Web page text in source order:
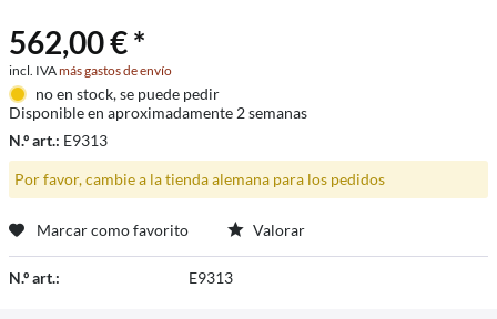
562,00 € *
incl. IVAmás gastos de envío
no en stock, se puede pedir
Disponible en aproximadamente 2 semanas
N.º art.: E9313
Por favor, cambie a la tienda alemana para los pedidos
Marcar como favorito Valorar
N.º art.: E9313